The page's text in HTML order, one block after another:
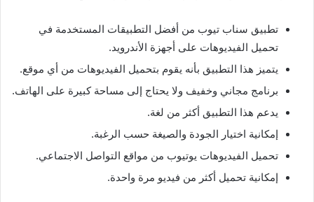
تطبيق سناب تيوب من أفضل التطبيقات المستخدمة في
تحميل الفيديوهات على أجهزة الأندرويد.
يتميز هذا التطبيق بأنه يقوم بتحميل الفيديوهات من أي موقع.
برنامج مجاني وخفيف ولا يحتاج إلى مساحة كبيرة على الهاتف.
يدعم هذا التطبيق أكثر من لغة.
إمكانية اختيار الجودة والصيغة حسب الرغبة.
تحميل الفيديوهات يوتيوب من مواقع التواصل الاجتماعي.
إمكانية تحميل أكثر من فيديو مرة واحدة.